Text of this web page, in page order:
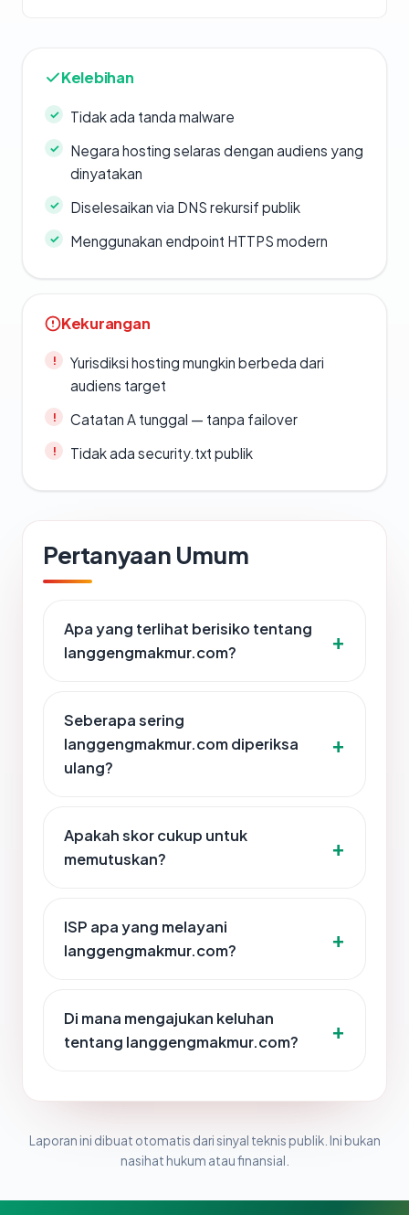
Kelebihan
Tidak ada tanda malware
Negara hosting selaras dengan audiens yang
dinyatakan
Diselesaikan via DNS rekursif publik
Menggunakan endpoint HTTPS modern
Kekurangan
Yurisdiksi hosting mungkin berbeda dari
audiens target
Catatan A tunggal — tanpa failover
Tidak ada security.txt publik
Pertanyaan Umum
Apa yang terlihat berisiko tentang
langgengmakmur.com?
Seberapa sering
langgengmakmur.com diperiksa
ulang?
Apakah skor cukup untuk
memutuskan?
ISP apa yang melayani
langgengmakmur.com?
Di mana mengajukan keluhan
tentang langgengmakmur.com?
Laporan ini dibuat otomatis dari sinyal teknis publik. Ini bukan
nasihat hukum atau finansial.